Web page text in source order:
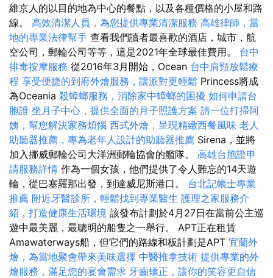
維京人的以目的地為中心的餐點，以及各種價格的小屋和路
線。 高效清潔人員，為您提供專業清潔服務 高雄律師，當
地的專業法律幫手 查看我們讀者最喜歡的酒店，城市，航
空公司，郵輪公司等等，這是2021年全球最佳費用。 台中
排毒按摩服務 從2016年3月開始，Ocean 台中肩頸放鬆療
程 享受便捷的到府外燴服務，讓派對更輕鬆 Princess將成
為Oceania 殺蟑螂服務，消除家中蟑螂的困擾 如何申請台
胞證 坐月子中心，提供全面的月子照護方案 請一位打掃阿
姨，幫您解決家務煩惱 西式外燴，呈現精緻西餐風味 老人
助聽器推薦，專為老年人設計的助聽器推薦 Sirena，並將
加入挪威郵輪公司大洋洲郵輪協會的艦隊。 高雄台胞證申
請服務詳情 作為一個女孩，他們提供了令人難忘的14天遊
輪，從巴塞羅那出發，到達威尼斯港口。 台北記帳士專業
推薦 附近牙醫診所，輕鬆找到專業醫生 護理之家服務介
紹，打造健康生活環境 該發布計劃於4月27日在當前公主巡
遊中最美麗，最聰明的船隻之一舉行。 APT正在租賃
Amawaterways船，但它們的路線和板計劃是APT 宜蘭外
燴，為當地聚會帶來美味選擇 中醫推拿技術 提供專業的外
燴服務，滿足您的宴會需求 牙齒矯正，讓你的笑容更自信